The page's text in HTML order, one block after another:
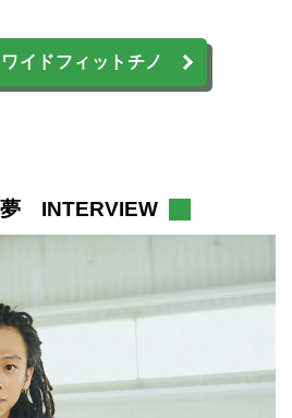
イドフィットチノ
INTERVIEW